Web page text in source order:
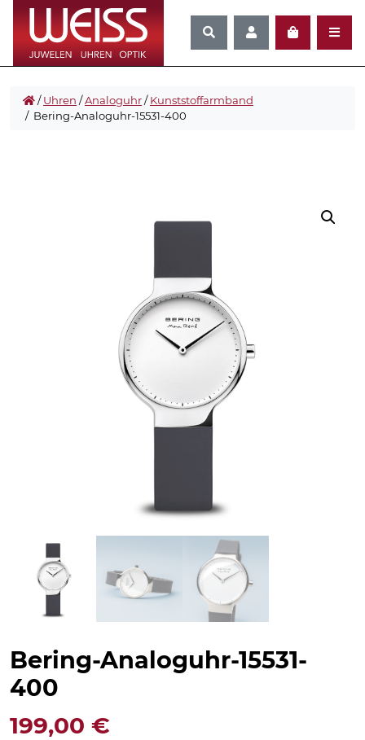
/Uhren /Analoguhr/Kunststoffarmband
/ Bering-Analoguhr-15531-400
Bering-Analoguhr-15531-
400
199,00 €